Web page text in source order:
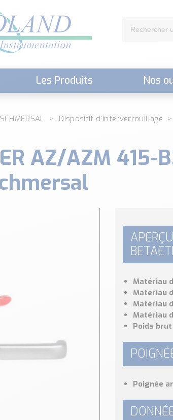
Les Produits Nos
SCHMERSAL Dispositif d'interverrouillage
AZ/AZM
Matériau
Matériau
Matériau
Matériau
Poids brut
Poignée